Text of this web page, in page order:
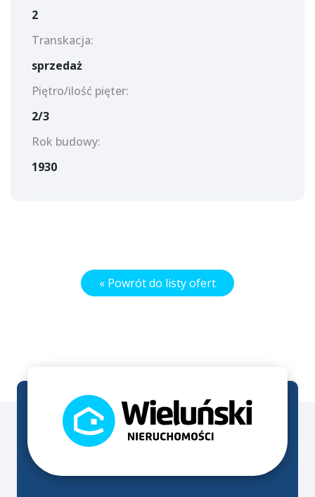
2
Transkacja:
sprzedaż
Piętro/ilość pięter:
2/3
Rok budowy:
1930
« Powrót do listy ofert